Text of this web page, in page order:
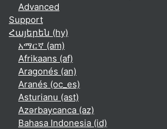
Advanced
Support
Հայերեն ‎(hy)‎
አማርኛ ‎(am)‎
Afrikaans ‎(af)‎
Aragonés ‎(an)‎
Aranés ‎(oc_es)‎
Asturianu ‎(ast)‎
Azərbaycanca ‎(az)‎
Bahasa Indonesia ‎(id)‎